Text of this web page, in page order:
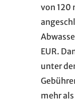
von 120
EUR.
unter
mehr